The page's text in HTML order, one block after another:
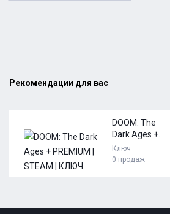
Рекомендации для вас
DOOM: The
Dark Ages +
PREMIUM |
STEAM | КЛЮЧ
Ключ
0 продаж